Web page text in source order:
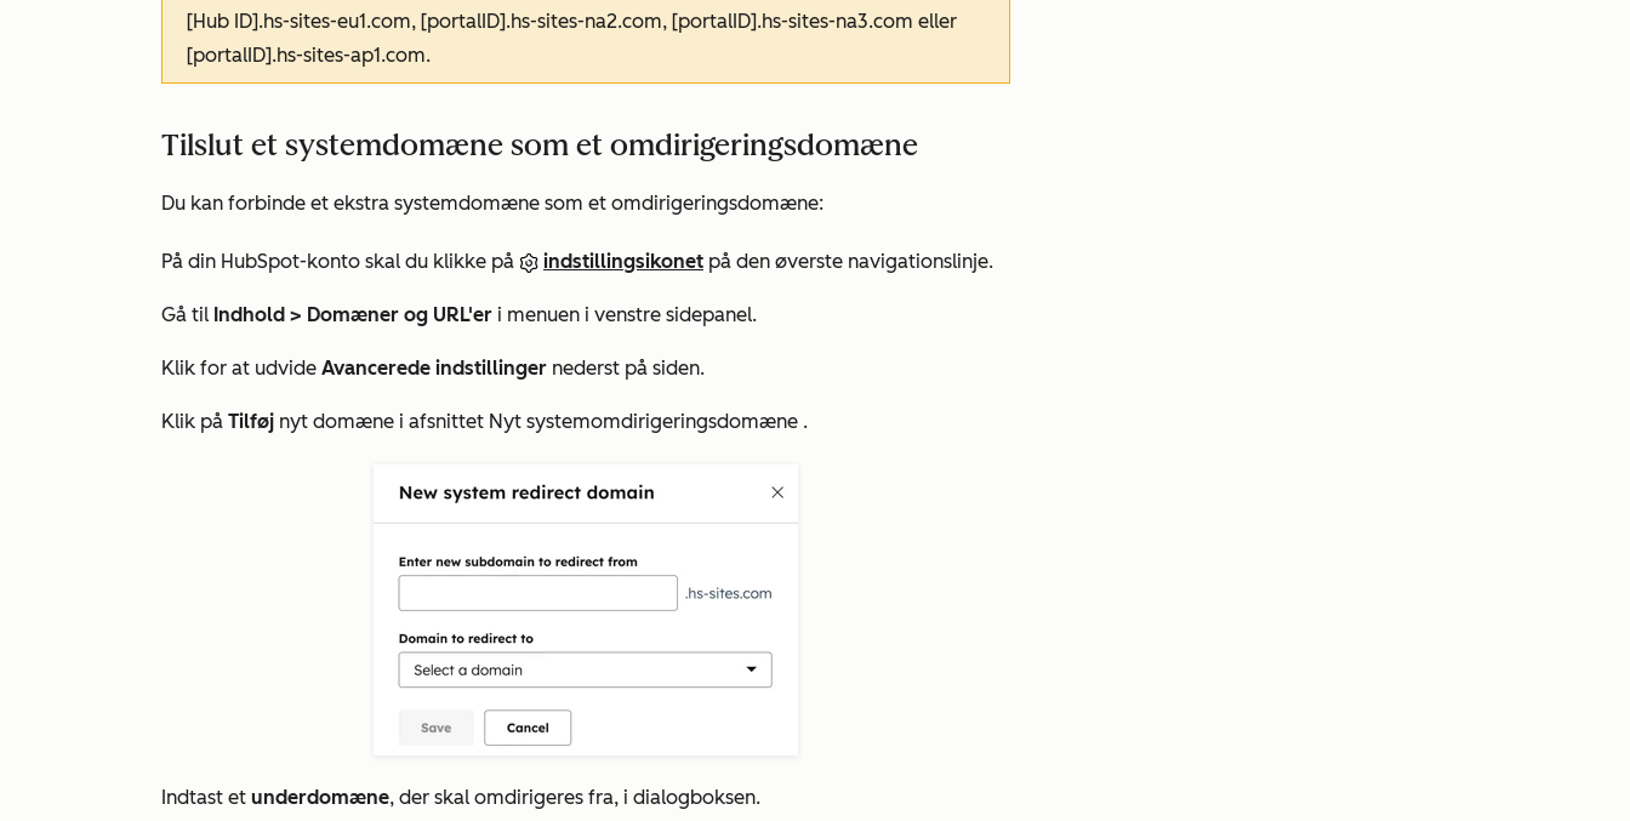
[Hub ID].hs-sites-eu1.com, [portalID].hs-sites-na2.com, [portalID].hs-sites-na3.com eller
[portalID].hs-sites-ap1.com.
Tilslut et systemdomæne som et omdirigeringsdomæne
Du kan forbinde et ekstra systemdomæne som et omdirigeringsdomæne:
På din HubSpot-konto skal du klikke på indstillingsikonet på den øverste navigationslinje.
Gå til Indhold > Domæner og URL'er i menuen i venstre sidepanel.
Klik for at udvide Avancerede indstillinger nederst på siden.
Klik på Tilføj nyt domæne i afsnittet Nyt systemomdirigeringsdomæne .
Indtast et underdomæne, der skal omdirigeres fra, i dialogboksen.